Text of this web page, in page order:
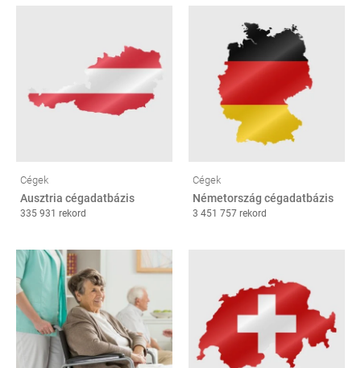
Cégek
Ausztria cégadatbázis
335 931 rekord
Cégek
Németország cégadatbázis
3 451 757 rekord